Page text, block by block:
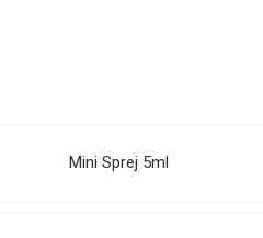
Mini Sprej 5ml